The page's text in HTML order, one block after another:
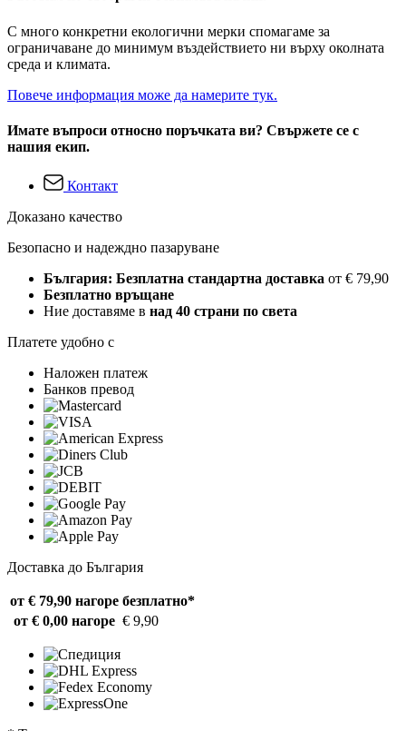
С много конкретни екологични мерки спомагаме за
ограничаване до минимум въздействието ни върху околната
среда и климата.
Повече информация може да намерите тук.
Имате въпроси относно поръчката ви? Свържете се с
нашия екип.
Контакт
Доказано качество
Безопасно и надеждно пазаруване
България: Безплатна стандартна доставка от € 79,90
Безплатно връщане
Ние доставяме в над 40 страни по света
Платете удобно с
Наложен платеж
Банков превод
Доставка до България
от € 79,90 нагоре безплатно*
от € 0,00 нагоре € 9,90